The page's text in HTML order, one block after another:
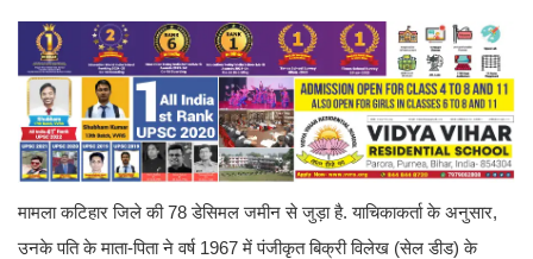
मामला कटिहार जिले की 78 डेसिमल जमीन से जुड़ा है. याचिकाकर्ता के अनुसार,
उनके पति के माता-पिता ने वर्ष 1967 में पंजीकृत बिक्री विलेख (सेल डीड) के